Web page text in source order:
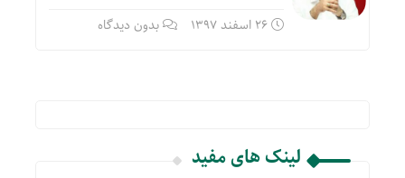
26 اسفند 1397 بدون دیدگاه
لینک های مفید